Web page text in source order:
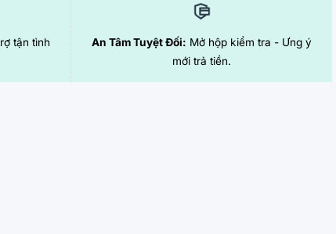
tận tình
An Tâm Tuyệt Đối: Mở hộp kiểm tra - Ưng ý
mới trả tiền.